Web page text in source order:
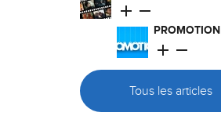
 
PROMOTION
 
Tous les articles